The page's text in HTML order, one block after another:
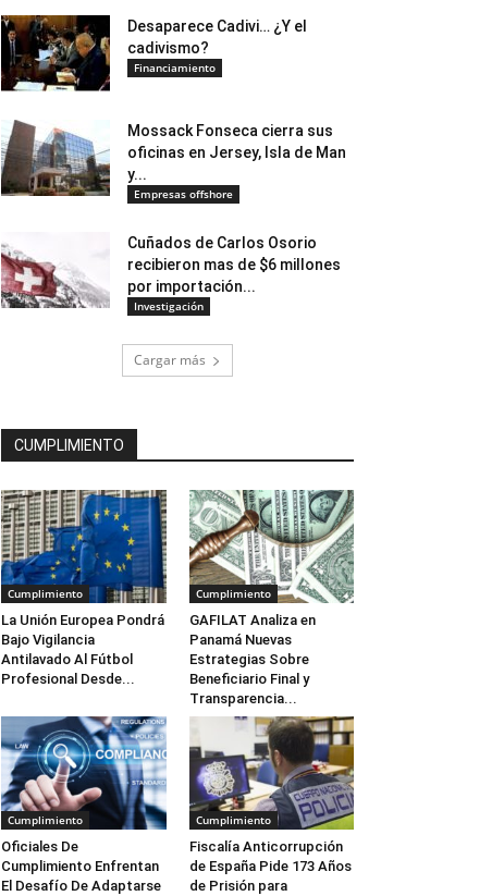
Desaparece Cadivi… ¿Y el
cadivismo?
Financiamiento
Mossack Fonseca cierra sus
oficinas en Jersey, Isla de Man
y...
Empresas offshore
Cuñados de Carlos Osorio
recibieron mas de $6 millones
por importación...
Investigación
Cargar más
CUMPLIMIENTO
Cumplimiento
La Unión Europea Pondrá
Bajo Vigilancia
Antilavado Al Fútbol
Profesional Desde...
Cumplimiento
GAFILAT Analiza en
Panamá Nuevas
Estrategias Sobre
Beneficiario Final y
Transparencia...
Cumplimiento
Oficiales De
Cumplimiento Enfrentan
El Desafío De Adaptarse
Cumplimiento
Fiscalía Anticorrupción
de España Pide 173 Años
de Prisión para